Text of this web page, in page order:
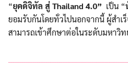
“ยุคดิจิทัล สู่ Thailand 4.0” เป็น “
ยอมรับกันโดยทั่วไปนอกจากนี้ ผู้สำ
สามารถเข้าศึกษาต่อในระดับมหาวิ